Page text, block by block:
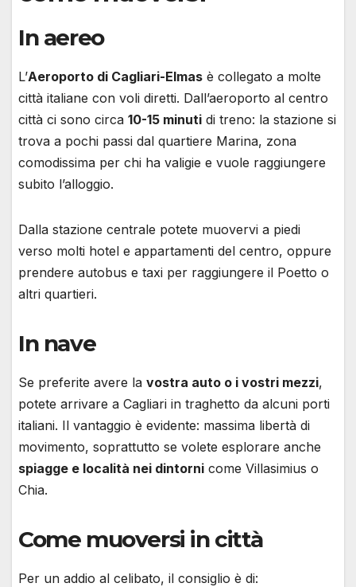
In aereo
L’Aeroporto di Cagliari-Elmas è collegato a molte
città italiane con voli diretti. Dall’aeroporto al centro
città ci sono circa 10-15 minuti di treno: la stazione si
trova a pochi passi dal quartiere Marina, zona
comodissima per chi ha valigie e vuole raggiungere
subito l’alloggio.
Dalla stazione centrale potete muovervi a piedi
verso molti hotel e appartamenti del centro, oppure
prendere autobus e taxi per raggiungere il Poetto o
altri quartieri.
In nave
Se preferite avere la vostra auto o i vostri mezzi,
potete arrivare a Cagliari in traghetto da alcuni porti
italiani. Il vantaggio è evidente: massima libertà di
movimento, soprattutto se volete esplorare anche
spiagge e località nei dintorni come Villasimius o
Chia.
Come muoversi in città
Per un addio al celibato, il consiglio è di: